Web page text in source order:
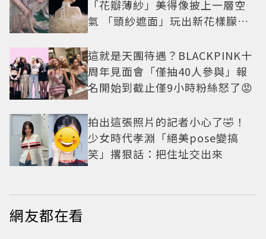
「花瓣薄紗」美得像披上一層空
氣 「頭紗遮面」玩出新花樣朦朧
這就是天團待遇？BLACKPINK十
周年見面會「僅抽40人參與」報
名開始到截止僅9小時粉絲怒了😡
拍出這張照片的記者小心了🤣！
少女時代孝淵「絕美pose變搞
笑」撂狠話：把住址交出來
網友都在看